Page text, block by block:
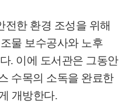
전한 환경 조성을 위해
물 보수공사와 노후
. 이에 도서관은 그동안
수목의 소독을 완료한
개방한다.